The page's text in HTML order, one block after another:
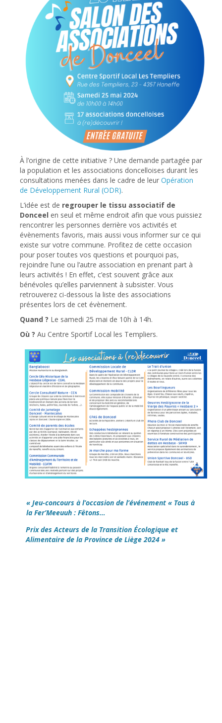
À l’origine de cette initiative ? Une demande partagée par
la population et les associations doncelloises durant les
consultations menées dans le cadre de leur Opération
de Développement Rural (ODR).
L’idée est de regrouper le tissu associatif de
Donceel en seul et même endroit afin que vous puissiez
rencontrer les personnes derrière vos activités et
évènements favoris, mais aussi vous informer sur ce qui
existe sur votre commune. Profitez de cette occasion
pour poser toutes vos questions et pourquoi pas,
rejoindre l’une ou l’autre association en prenant part à
leurs activités ! En effet, c’est souvent grâce aux
bénévoles qu’elles parviennent à subsister. Vous
retrouverez ci-dessous la liste des associations
présentes lors de cet évènement.
Quand ? Le samedi 25 mai de 10h à 14h.
Où ? Au Centre Sportif Local les Templiers.
« Jeu-concours à l’occasion de l’événement « Tous à
la Fer’Meeuuh : Fêtons…
Prix des Acteurs de la Transition Écologique et
Alimentaire de la Province de Liège 2024 »